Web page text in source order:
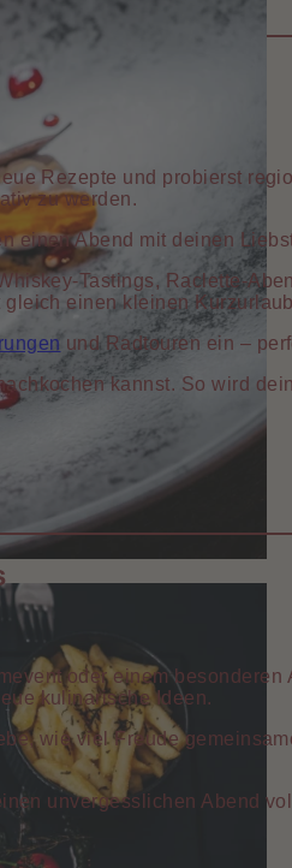
Rezepte und probierst
zu werden.
einen Abend mit deinen
Tastings, Raclette-
einen kleinen
und Radtouren ein –
kannst. So wird
oder einem
kulinarische Ideen.
wie viel Freude
unvergesslichen Abend